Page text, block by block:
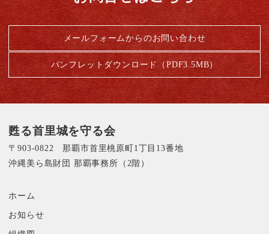
メールフォームからのお問い合わせ
パンフレットダウンロード（PDF3.5MB）
甦る首里城を守る会
〒903-0822 那覇市首里桃原町1丁目13番地
沖縄美ら島財団 那覇事務所（2階）
ホーム
お知らせ